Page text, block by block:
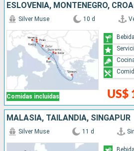
Comidas incluidas
Silver Muse 10 d
US$
MALASIA, TAILANDIA, SINGAPUR
Silver Muse 11 d